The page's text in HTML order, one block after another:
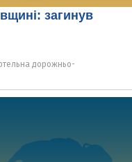
загинув
дорожньо-